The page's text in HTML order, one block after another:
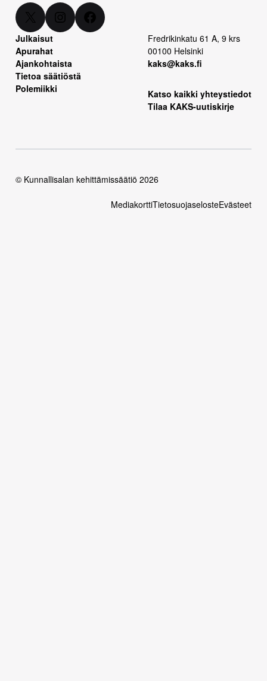
X Instagram Facebook
Julkaisut
Apurahat
Ajankohtaista
Tietoa säätiöstä
Polemiikki
Fredrikinkatu 61 A, 9 krs
00100 Helsinki
kaks@kaks.fi
Katso kaikki yhteystiedot
Tilaa KAKS-uutiskirje
© Kunnallisalan kehittämissäätiö 2026
MediakorttiTietosuojaselosteEvästeet